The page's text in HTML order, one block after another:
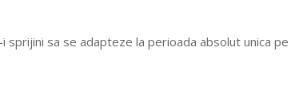
sprijini sa se adapteze la perioada absolut unica pe